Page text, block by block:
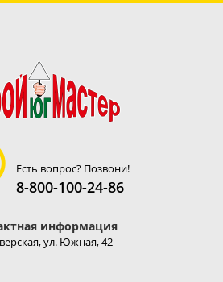
Есть вопрос? Позвони!
8-800-100-24-86
информация
ул. Южная, 42